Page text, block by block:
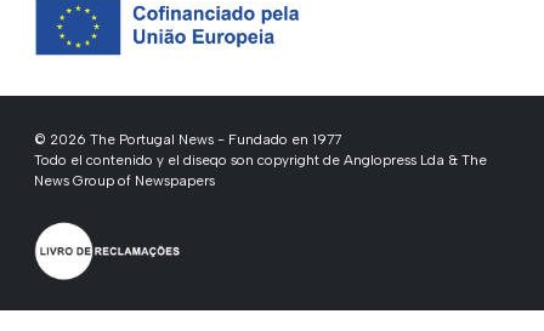
© 2026 The Portugal News - Fundado en 1977
Todo el contenido y el diseqo son copyright de Anglopress Lda & The
News Group of Newspapers